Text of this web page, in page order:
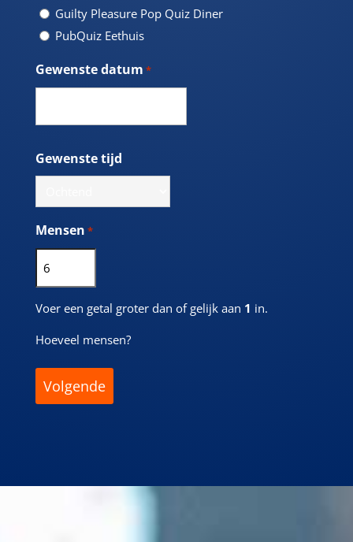
Guilty Pleasure Pop Quiz Diner
PubQuiz Eethuis
Gewenste datum *
MM
dash
Gewenste tijd
Mensen *
Voer een getal groter dan of gelijk aan 1 in.
Hoeveel mensen?